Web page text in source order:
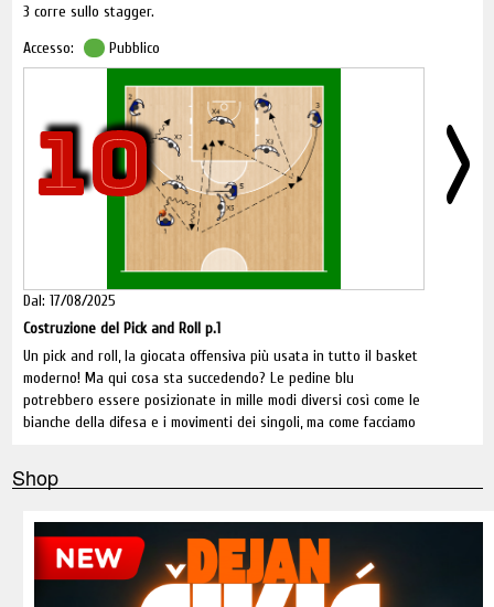
3 corre sullo stagger.
10
Accesso: Pubblico
Dal: 17/08/2025
Costruzione del Pick and Roll p.1
Un pick and roll, la giocata offensiva più usata in tutto il basket
moderno! Ma qui cosa sta succedendo? Le pedine blu
potrebbero essere posizionate in mille modi diversi così come le
bianche della difesa e i movimenti dei singoli, ma come facciamo
per spiegarlo al meglio, ma noi stiamo costruendo gli schemi del
Shop